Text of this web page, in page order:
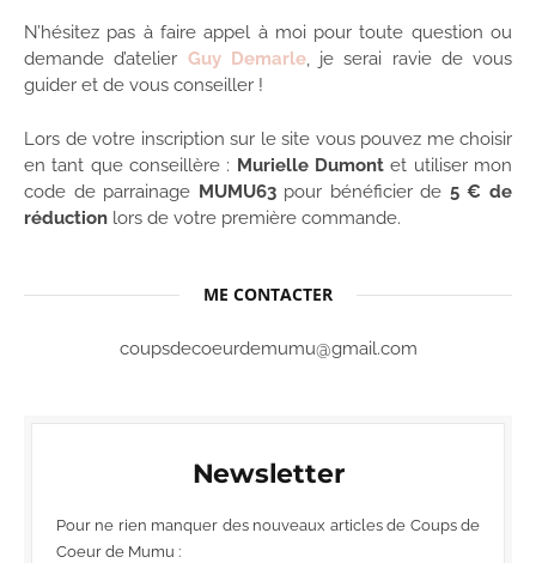
N’hésitez pas à faire appel à moi pour toute question ou
demande d’atelier Guy Demarle, je serai ravie de vous
guider et de vous conseiller !
Lors de votre inscription sur le site vous pouvez me choisir
en tant que conseillère : Murielle Dumont et utiliser mon
code de parrainage MUMU63pour bénéficier de 5 € de
réduction lors de votre première commande.
ME CONTACTER
coupsdecoeurdemumu@gmail.com
Newsletter
Pour ne rien manquer des nouveaux articles de Coups de
Coeur de Mumu :